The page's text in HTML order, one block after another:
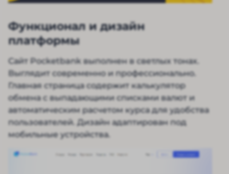
Функционал и дизайн
платформы
Сайт Pocketbank выполнен в светлых тонах.
Выглядит современно и профессионально.
Главная страница содержит калькулятор
обмена с выпадающими списками валют и
автоматическим расчетом курса для удобства
пользователей. Дизайн адаптирован под
мобильные устройства.